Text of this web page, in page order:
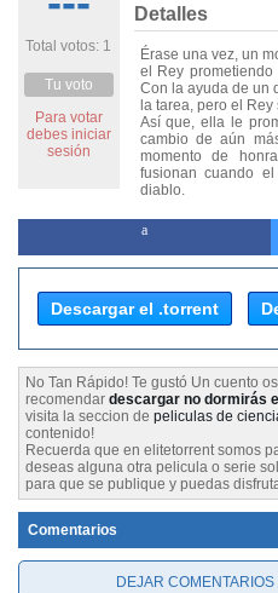
Total votos: 1
Tu voto
Para votar
debes iniciar
sesión
Detalles
Érase una vez, un
el Rey
Con la ayuda de un
la tarea, pero el
Así que, ella le
cambio de aún
momento de
fusionan cuando
diablo.
Descargar el .torrent
No Tan Rápido! Te gustó Un cuento
recomendar descargar no dormirás
visita la seccion de peliculas de
contenido!
Recuerda que en elitetorrent somos
deseas alguna otra pelicula o serie
para que se publique y puedas
Comentarios
DEJAR